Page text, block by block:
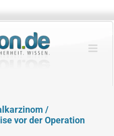
/
vor der Operation